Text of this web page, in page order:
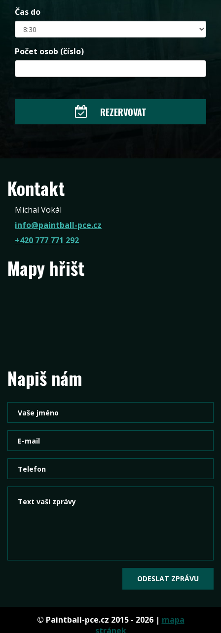
Čas do
Počet osob (číslo)
REZERVOVAT
Kontakt
Michal Vokál
info@paintball-pce.cz
+420 777 771 292
Mapy hřišt
Napiš nám
© Paintball-pce.cz 2015 - 2026 | mapa
stránek